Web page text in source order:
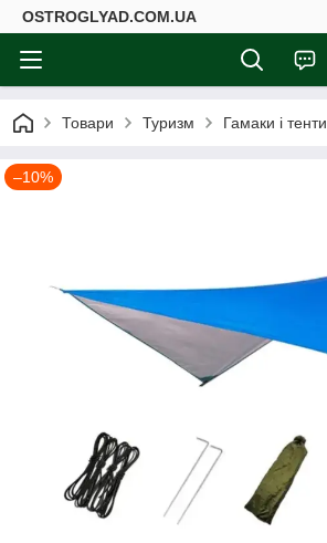
ОSTROGLYAD.СOM.UA
Товари Туризм Гамаки і тенти
–10%